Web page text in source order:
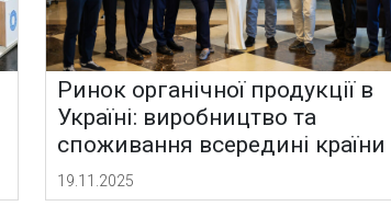
Ринок органічної продукції в
Україні: виробництво та
споживання всередині країни
19.11.2025